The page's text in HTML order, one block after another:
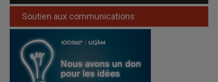
Soutien aux communications